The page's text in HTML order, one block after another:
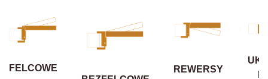
FELCOWE
REWERSY